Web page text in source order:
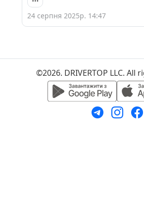
24 серпня 2025р. 14:47
©2026. DRIVERTOP LLC. All